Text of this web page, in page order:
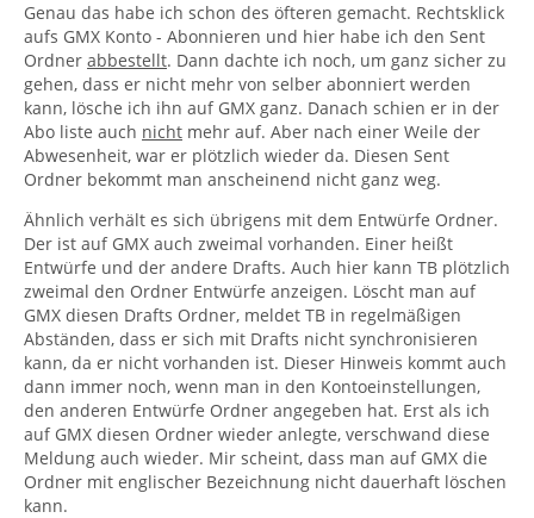
Genau das habe ich schon des öfteren gemacht. Rechtsklick
aufs GMX Konto - Abonnieren und hier habe ich den Sent
Ordner abbestellt. Dann dachte ich noch, um ganz sicher zu
gehen, dass er nicht mehr von selber abonniert werden
kann, lösche ich ihn auf GMX ganz. Danach schien er in der
Abo liste auch nicht mehr auf. Aber nach einer Weile der
Abwesenheit, war er plötzlich wieder da. Diesen Sent
Ordner bekommt man anscheinend nicht ganz weg.
Ähnlich verhält es sich übrigens mit dem Entwürfe Ordner.
Der ist auf GMX auch zweimal vorhanden. Einer heißt
Entwürfe und der andere Drafts. Auch hier kann TB plötzlich
zweimal den Ordner Entwürfe anzeigen. Löscht man auf
GMX diesen Drafts Ordner, meldet TB in regelmäßigen
Abständen, dass er sich mit Drafts nicht synchronisieren
kann, da er nicht vorhanden ist. Dieser Hinweis kommt auch
dann immer noch, wenn man in den Kontoeinstellungen,
den anderen Entwürfe Ordner angegeben hat. Erst als ich
auf GMX diesen Ordner wieder anlegte, verschwand diese
Meldung auch wieder. Mir scheint, dass man auf GMX die
Ordner mit englischer Bezeichnung nicht dauerhaft löschen
kann.